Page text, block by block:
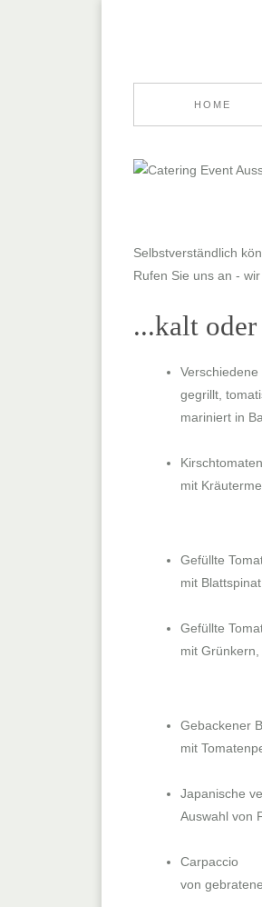
HOME
Selbstverständlich
Rufen Sie uns an -
...kalt
gegrillt,
mariniert in
mit
Gefüllte
mit
Gefüllte
mit
Gebackener
mit
Japanische
Auswahl von
Carpaccio
von